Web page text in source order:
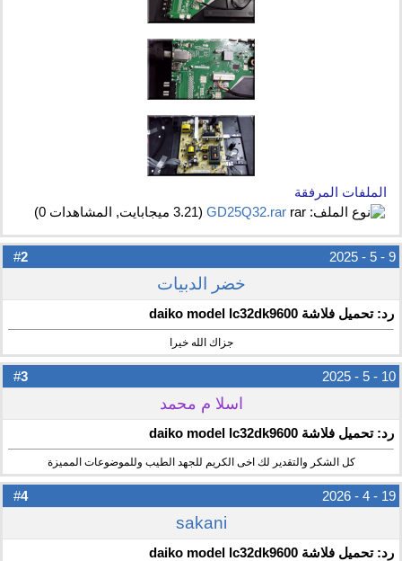
الملفات المرفقة
GD25Q32.rar‏ (3.21 ميجابايت, المشاهدات 0)
2 9 - 5 - 2025
خضر الدبيات
رد: تحميل فلاشة daiko model lc32dk9600
جزاك الله خيرا
3 10 - 5 - 2025
اسلا م محمد
رد: تحميل فلاشة daiko model lc32dk9600
كل الشكر والتقدير لك اخى الكريم للجهد الطيب وللموضوعات المميزة
#
4 19 - 4 - 2026
sakani
رد: تحميل فلاشة daiko model lc32dk9600